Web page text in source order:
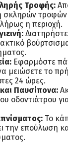
Τροφής:
τροφών
η περιοχή.
Εφαρμόστε
μειώσετε το
24 ώρες.
και Παυσίπονα:
οδοντιάτρου
Το
την επούλωση